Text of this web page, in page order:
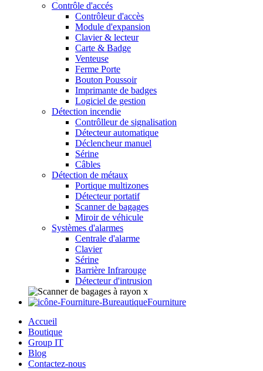
Contrôle d'accés
Contrôleur d'accès
Module d'expansion
Clavier & lecteur
Carte & Badge
Venteuse
Ferme Porte
Bouton Poussoir
Imprimante de badges
Logiciel de gestion
Détection incendie
Contrôlleur de signalisation
Détecteur automatique
Déclencheur manuel
Sérine
Câbles
Détection de métaux
Portique multizones
Détecteur portatif
Scanner de bagages
Miroir de véhicule
Systèmes d'alarmes
Centrale d'alarme
Clavier
Sérine
Barrière Infrarouge
Détecteur d'intrusion
Fourniture
Accueil
Boutique
Group IT
Blog
Contactez-nous